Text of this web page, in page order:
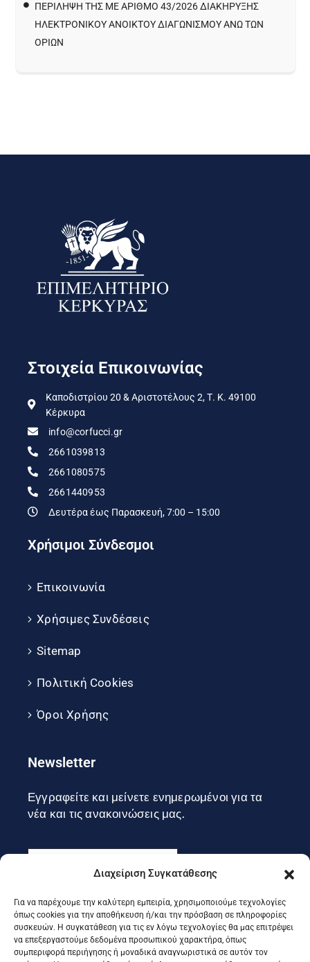
Διαχείριση Συγκατάθεσης
Για να παρέχουμε την καλύτερη εμπειρία, χρησιμοποιούμε τεχνολογίες
όπως cookies για την αποθήκευση ή/και την πρόσβαση σε πληροφορίες
συσκευών. Η συγκατάθεση για τις εν λόγω τεχνολογίες θα μας επιτρέψει
να επεξεργαστούμε δεδομένα προσωπικού χαρακτήρα, όπως
συμπεριφορά περιήγησης ή μοναδικά αναγνωριστικά σε αυτόν τον
ΠΕΡΙΛΗΨΗ ΤΗΣ ΜΕ ΑΡΙΘΜΟ 43/2026 ΔΙΑΚΗΡΥΞΗΣ
ΗΛΕΚΤΡΟΝΙΚΟΥ ΑΝΟΙΚΤΟΥ ΔΙΑΓΩΝΙΣΜΟΥ ΑΝΩ ΤΩΝ
ΟΡΙΩΝ
Στοιχεία Επικοινωνίας
Καποδιστρίου 20 & Αριστοτέλους 2, Τ. Κ. 49100
Κέρκυρα
info@corfucci.gr
2661039813
2661080575
2661440953
Δευτέρα έως Παρασκευή, 7:00 – 15:00
Χρήσιμοι Σύνδεσμοι
Επικοινωνία
Χρήσιμες Συνδέσεις
Sitemap
Πολιτική Cookies
Όροι Χρήσης
Newsletter
Εγγραφείτε και μείνετε ενημερωμένοι για τα
νέα και τις ανακοινώσεις μας.
Εγγραφή